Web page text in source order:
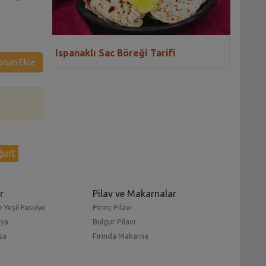
Tarifi
Ekle
Ispanaklı Sac Böreği Tarifi
Yeşil Fasulye
Pilav ve Makarnalar
Pirinç Pilavı
Bulgur Pilavı
Fırında Makarna